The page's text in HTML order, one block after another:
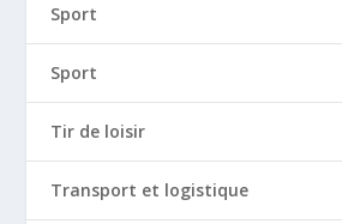
Sport
Sport
Tir de loisir
Transport et logistique